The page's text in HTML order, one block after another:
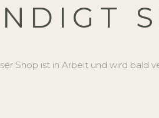
Shop ist in Arbeit und wird bald